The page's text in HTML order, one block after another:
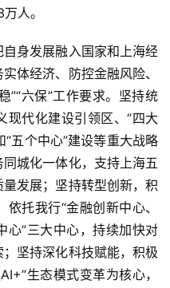
人。
身发展融入国家和上海经
体经济、防控金融风险、
”“六保”工作要求。坚持统
现代化建设引领区、“四大
“五个中心”建设等重大战略
城化一体化，支持上海五
发展；坚持转型创新，积
托我行“金融创新中心、
心”三大中心，持续加快对
坚持深化科技赋能，积极
生态模式变革为核心，